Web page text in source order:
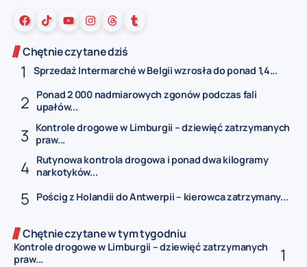
Chętnie czytane dziś
Sprzedaż Intermarché w Belgii wzrosła do ponad 1,4...
Ponad 2 000 nadmiarowych zgonów podczas fali
upałów...
Kontrole drogowe w Limburgii – dziewięć zatrzymanych
praw...
Rutynowa kontrola drogowa i ponad dwa kilogramy
narkotyków...
Pościg z Holandii do Antwerpii – kierowca zatrzymany...
Chętnie czytane w tym tygodniu
Kontrole drogowe w Limburgii – dziewięć zatrzymanych
praw...